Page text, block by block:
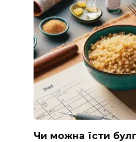
Чи можна їсти